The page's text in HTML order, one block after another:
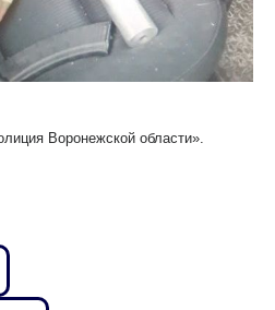
Воронежской области».